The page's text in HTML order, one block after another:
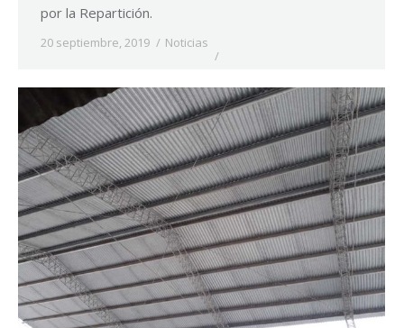
por la Repartición.
20 septiembre, 2019 Noticias